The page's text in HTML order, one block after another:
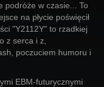
podróże w czasie... To
na płycie poświęcił
"Y2112Y" to rzadkiej
z serca i z,
poczuciem humoru i
EBM-futurycznymi